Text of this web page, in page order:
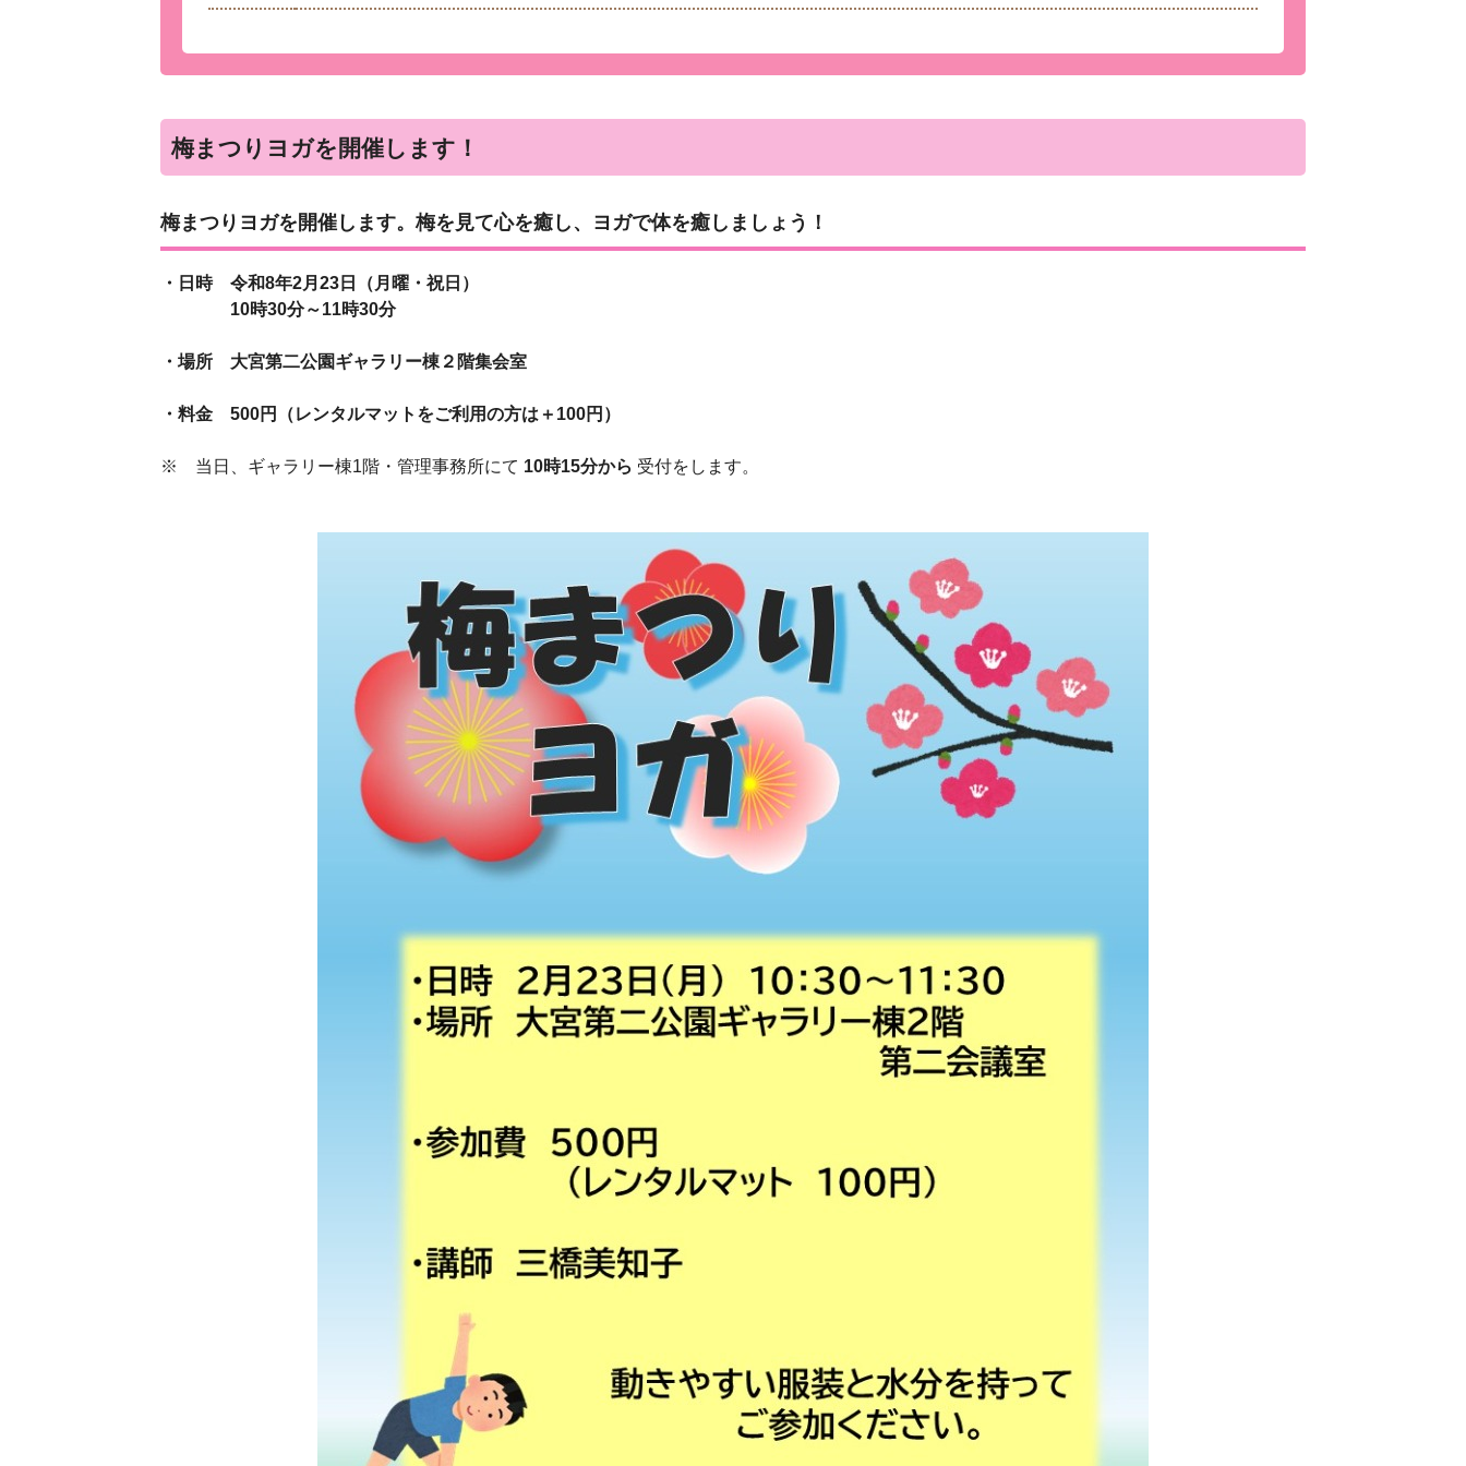
梅まつりヨガを開催します！
梅まつりヨガを開催します。梅を見て心を癒し、ヨガで体を癒しましょう！
・日時 令和8年2月23日（月曜・祝日）
10時30分～11時30分
・場所 大宮第二公園ギャラリー棟２階集会室
・料金 500円（レンタルマットをご利用の方は＋100円）
※ 当日、ギャラリー棟1階・管理事務所にて 10時15分から 受付をします。